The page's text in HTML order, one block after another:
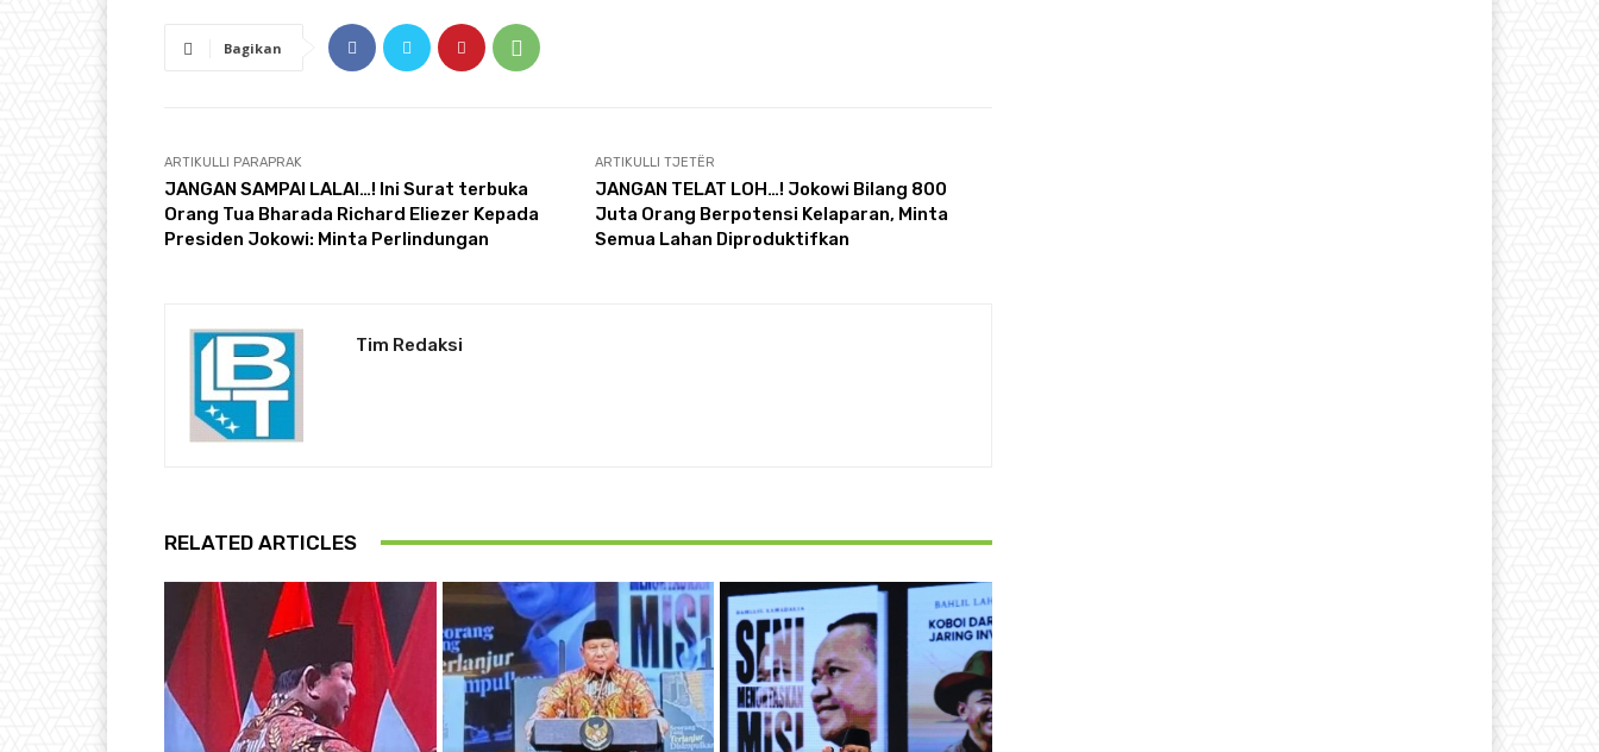
Bagikan
ARTIKULLI PARAPRAK
JANGAN SAMPAI LALAI…! Ini Surat terbuka
Orang Tua Bharada Richard Eliezer Kepada
Presiden Jokowi: Minta Perlindungan
ARTIKULLI TJETËR
JANGAN TELAT LOH…! Jokowi Bilang 800
Juta Orang Berpotensi Kelaparan, Minta
Semua Lahan Diproduktifkan
Tim Redaksi
RELATED ARTICLES